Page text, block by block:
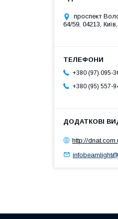
проспект
64/59, 04213,
+380 (97) 095-
+380 (95) 557-
http://